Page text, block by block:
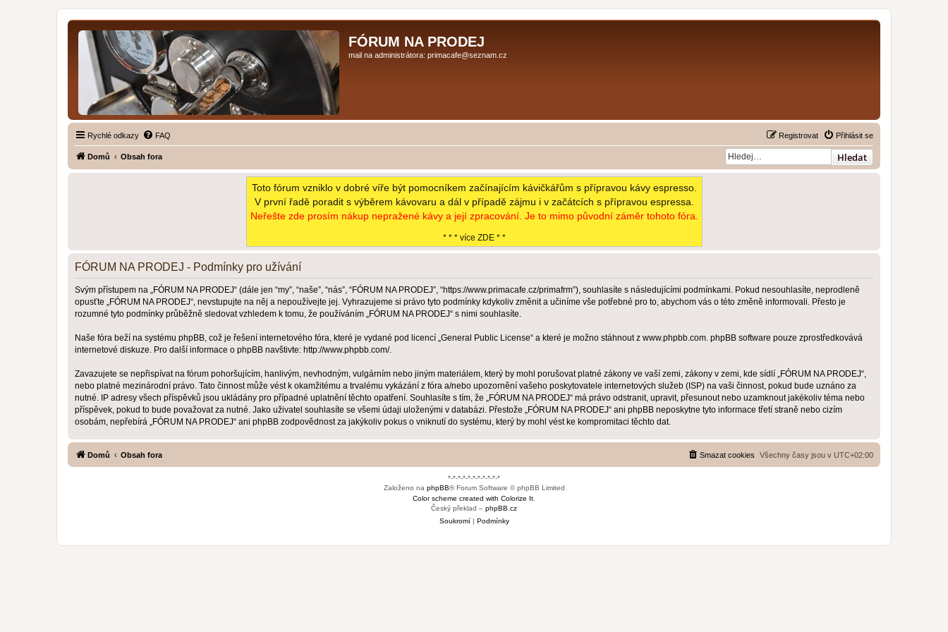
FÓRUM NA PRODEJ
mail na administrátora: primacafe@seznam.cz
Rychlé odkazy FAQ Přihlásit se
Registrovat
Domů Obsah fora Hledat
Toto fórum vzniklo v dobré víře být pomocníkem začínajícím kávičkářům s přípravou kávy espresso.
V první řadě poradit s výběrem kávovaru a dál v případě zájmu i v začátcích s přípravou espressa.
Neřešte zde prosím nákup nepražené kávy a její zpracování. Je to mimo původní záměr tohoto fóra.
* * * více ZDE * *
FÓRUM NA PRODEJ - Podmínky pro užívání
Svým přístupem na „FÓRUM NA PRODEJ“ (dále jen “my”, “naše”, “nás”, “FÓRUM NA PRODEJ”, “https://www.primacafe.cz/primafrm”), souhlasíte s následujícími podmínkami. Pokud nesouhlasíte, neprodleně
opusťte „FÓRUM NA PRODEJ“, nevstupujte na něj a nepoužívejte jej. Vyhrazujeme si právo tyto podmínky kdykoliv změnit a učiníme vše potřebné pro to, abychom vás o této změně informovali. Přesto je
rozumné tyto podmínky průběžně sledovat vzhledem k tomu, že používáním „FÓRUM NA PRODEJ“ s nimi souhlasíte.
Naše fóra beží na systému phpBB, což je řešení internetového fóra, které je vydané pod licencí „General Public License“ a které je možno stáhnout z www.phpbb.com. phpBB software pouze zprostředkovává
internetové diskuze. Pro další informace o phpBB navštivte: http://www.phpbb.com/.
Zavazujete se nepřispívat na fórum pohoršujícím, hanlivým, nevhodným, vulgárním nebo jiným materiálem, který by mohl porušovat platné zákony ve vaší zemi, zákony v zemi, kde sídlí „FÓRUM NA PRODEJ“,
nebo platné mezinárodní právo. Tato činnost může vést k okamžitému a trvalému vykázání z fóra a/nebo upozornění vašeho poskytovatele internetových služeb (ISP) na vaši činnost, pokud bude uznáno za
nutné. IP adresy všech příspěvků jsou ukládány pro případné uplatnění těchto opatření. Souhlasíte s tím, že „FÓRUM NA PRODEJ“ má právo odstranit, upravit, přesunout nebo uzamknout jakékoliv téma nebo
příspěvek, pokud to bude považovat za nutné. Jako uživatel souhlasíte se všemi údaji uloženými v databázi. Přestože „FÓRUM NA PRODEJ“ ani phpBB neposkytne tyto informace třetí straně nebo cizím
osobám, nepřebírá „FÓRUM NA PRODEJ“ ani phpBB zodpovědnost za jakýkoliv pokus o vniknutí do systému, který by mohl vést ke kompromitaci těchto dat.
Domů Obsah fora Všechny časy jsou v UTC+02:00
Smazat cookies
*-*-*-*-*-*-*-*-*-*-*
Založeno na phpBB® Forum Software © phpBB Limited
Color scheme created with Colorize It
Český překlad – phpBB.cz
Soukromí| Podmínky